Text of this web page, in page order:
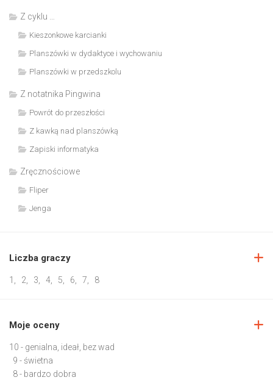
Z cyklu …
Kieszonkowe karcianki
Planszówki w dydaktyce i wychowaniu
Planszówki w przedszkolu
Z notatnika Pingwina
Powrót do przeszłości
Z kawką nad planszówką
Zapiski informatyka
Zręcznościowe
Fliper
Jenga
Liczba graczy
1 , 2, 3, 4, 5, 6, 7, 8
Moje oceny
10 - genialna, ideał, bez wad
9 - świetna
8 - bardzo dobra